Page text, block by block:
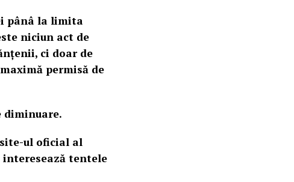
pânâ la limita
niciun act de
ci doar de
permisă de
diminuare.
ul oficial al
tentele